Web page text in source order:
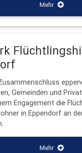
Mehr
Gemeinden und
Engagement die
in Eppendorf an
Mehr